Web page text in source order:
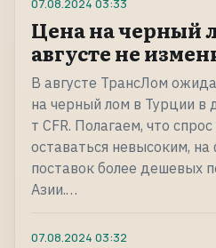
07.08.2024 03:33
Цена на черный
августе не
В августе ТрансЛом
на черный лом в Турции в
т CFR. Полагаем, что
оставаться невысоким,
поставок более дешевых
Азии.…
07.08.2024 03:32